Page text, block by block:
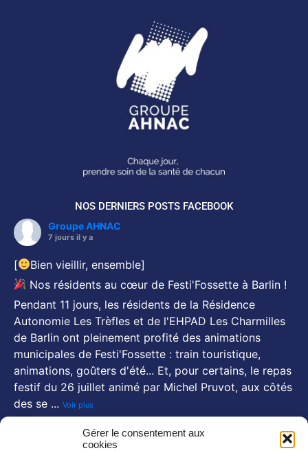
Gérer le consentement aux
cookies
NOS DERNIERS POSTS FACEBOOK
Groupe AHNAC
7 jours il y a
[
Bien vieillir, ensemble]
Nos résidents au cœur de Festi'Fossette à Barlin !
Pendant 11 jours, les résidents de la Résidence
Autonomie Les Trèfles et de l'EHPAD Les Charmilles
de Barlin ont pleinement profité des animations
municipales de Festi'Fossette : train touristique,
animations, goûters d'été... Et, pour certains, le repas
festif du 26 juillet animé par Michel Pruvot, aux côtés
des se ... Voir plus
· Partager